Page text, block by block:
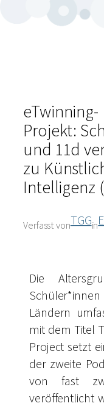
eTwinning-
Projekt:
und 11d
zu
Intelligenz
Verfasst vonTGGin
Die
Ländern
mit dem Titel
Project setzt
der zweite
von fast
veröffentlicht